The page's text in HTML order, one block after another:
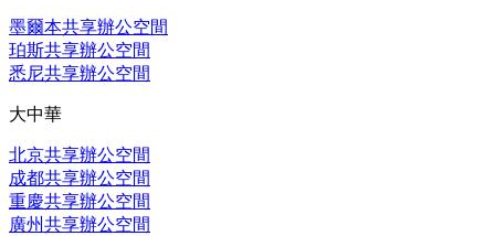
墨爾本共享辦公空間
珀斯共享辦公空間
悉尼共享辦公空間
大中華
北京共享辦公空間
成都共享辦公空間
重慶共享辦公空間
廣州共享辦公空間